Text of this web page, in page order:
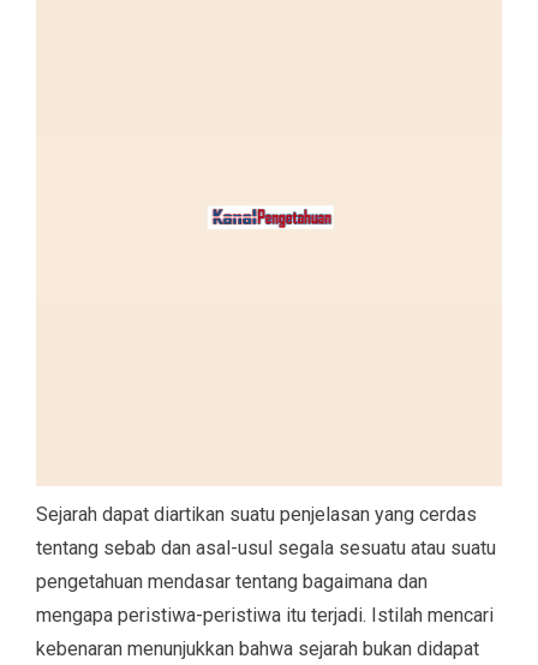
Sejarah dapat diartikan suatu penjelasan yang cerdas
tentang sebab dan asal-usul segala sesuatu atau suatu
pengetahuan mendasar tentang bagaimana dan
mengapa peristiwa-peristiwa itu terjadi. Istilah mencari
kebenaran menunjukkan bahwa sejarah bukan didapat